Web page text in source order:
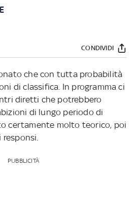
CONDIVIDI
che con tutta probabilità
di classifica. In programma ci
diretti che potrebbero
di lungo periodo di
certamente molto teorico, poi
PUBBLICITÀ